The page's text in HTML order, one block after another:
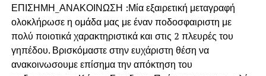
ΕΠΙΣΗΜΗ_ΑΝΑΚΟΙΝΩΣΗ :Μία εξαιρετική μεταγραφή
ολοκλήρωσε η ομάδα μας με έναν ποδοσφαιριστη με
πολύ ποιοτικά χαρακτηριστικά και στις 2 πλευρές του
γηπέδου. Βρισκόμαστε στην ευχάριστη θέση να
ανακοινωσουμε επίσημα την απόκτηση του